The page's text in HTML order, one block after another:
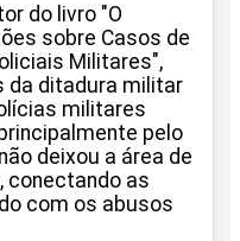
do livro "O
sobre Casos de
Militares",
da ditadura militar
militares
pelo
deixou a área de
conectando as
com os abusos